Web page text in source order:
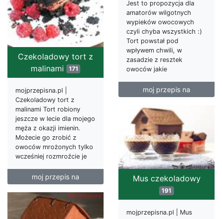
Jest to propozycja dla
amatorów wilgotnych
wypieków owocowych
czyli chyba wszystkich :)
Tort powstał pod
wpływem chwili, w
zasadzie z resztek
owoców jakie
moj przepis na
Czekoladowy tort z
malinami
171
mojprzepisna.pl |
Czekoladowy tort z
malinami Tort robiony
jeszcze w lecie dla mojego
męża z okazji imienin.
Możecie go zrobić z
owoców mrożonych tylko
wcześniej rozmroźcie je
moj przepis na Mus czekoladowy
191
mojprzepisna.pl | Mus